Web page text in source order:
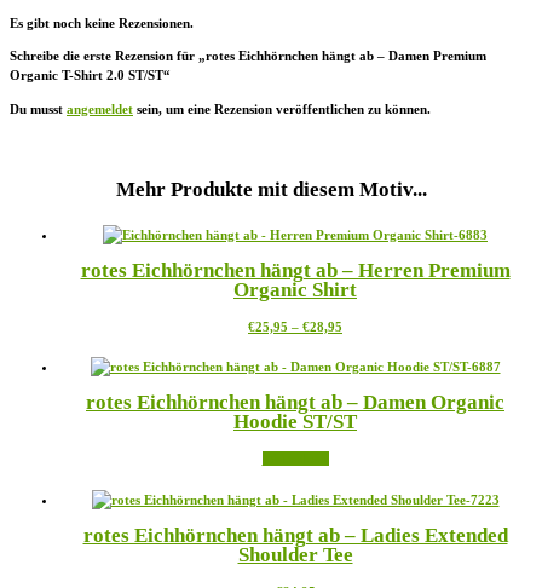
Es gibt noch keine Rezensionen.
Schreibe die erste Rezension für „rotes Eichhörnchen hängt ab – Damen Premium
Organic T-Shirt 2.0 ST/ST“
Du musst angemeldet sein, um eine Rezension veröffentlichen zu können.
Mehr Produkte mit diesem Motiv...
rotes Eichhörnchen hängt ab – Herren Premium
Organic Shirt
€25,95 – €28,95
bis
weist
Varianten
auf.
auf
Produktseite
gewählt
rotes Eichhörnchen hängt ab – Damen Organic
Hoodie ST/ST
rotes Eichhörnchen hängt ab – Ladies Extended
Shoulder Tee